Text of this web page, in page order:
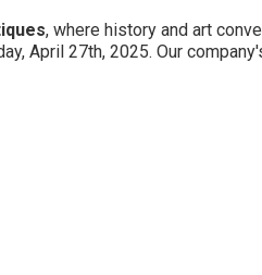
, where history and art
April 27th, 2025. Our